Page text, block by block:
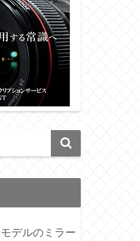
デルのミラー